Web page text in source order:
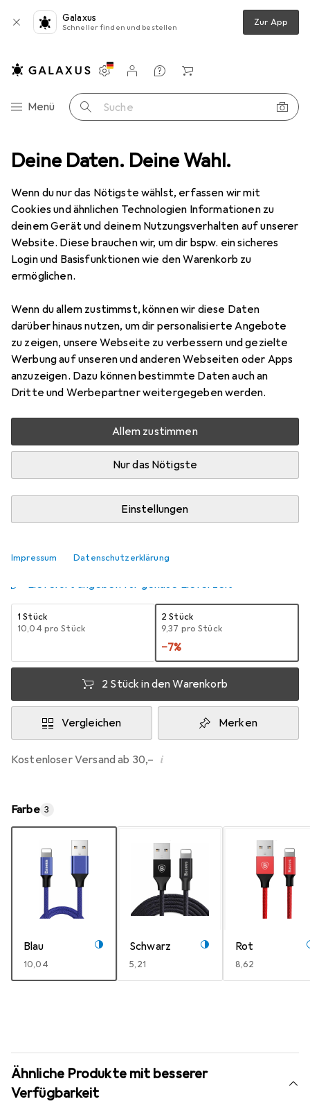
Deine Daten. Deine Wahl.
Wenn du nur das Nötigste wählst, erfassen wir mit
Cookies und ähnlichen Technologien Informationen zu
deinem Gerät und deinem Nutzungsverhalten auf unserer
Website. Diese brauchen wir, um dir bspw. ein sicheres
Login und Basisfunktionen wie den Warenkorb zu
ermöglichen.
Wenn du allem zustimmst, können wir diese Daten
darüber hinaus nutzen, um dir personalisierte Angebote
zu zeigen, unsere Webseite zu verbessern und gezielte
Werbung auf unseren und anderen Webseiten oder Apps
anzuzeigen. Dazu können bestimmte Daten auch an
Dritte und Werbepartner weitergegeben werden.
Allem zustimmen
Nur das Nötigste
Einstellungen
Impressum Datenschutzerklärung
Galaxus
Schneller finden und bestellen Zur App
Navigation nach Kategorien
Menü Suche
Einstellungen
Kundenkonto
Vergleichslisten
Merklisten
Warenkorb
Ladegeräte USB Kabel Baseus Yiven Series for Apple
20 Bilder
MENGENRABATT
BaseusYiven Series for Apple
1.20 m, USB 2.0
Preis in EUR inkl. MwSt.
EUR
9,37
Schneller lieferbar
Bewertungen
Mehr von Baseus
Zwischen Do, 20.8. und Di, 25.8. geliefert
Nur 2 Stück an Lager beim Lieferanten
Lieferort angeben für genaue Lieferzeit
1 Stück
EUR
10,04 pro Stück
2 Stück
EUR
9,37 pro Stück
−7%
2 Stück in den Warenkorb
Vergleichen Merken
Kostenloser Versand ab 30,– i
Farbe 3
Blau
EUR
10,04
Schwarz
EUR
5,21
Rot
EUR
8,62
Ähnliche Produkte mit besserer
Verfügbarkeit